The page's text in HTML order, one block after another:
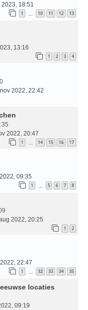
18:51
1 … 10 11 12 13
13:16
1 2 3 4
2022, 22:42
2022, 20:47
1 … 14 15 16 17
09:35
1 … 5 6 7 8
2022, 20:25
1 2
22:47
1 … 32 33 34 35
locaties
09:19